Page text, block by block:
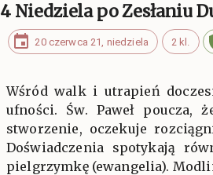
4 Niedziela po Zesłaniu
20 czerwca 21, niedziela 2 kl.
Wśród walk i utrapień
ufności. Św. Paweł poucza,
stworzenie, oczekuje
Doświadczenia spotykają
pielgrzymkę (ewangelia).